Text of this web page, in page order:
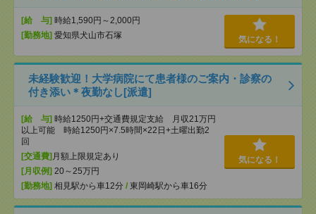
[給 与] 時給1,590円～2,000円
[勤務地] 愛知県犬山市石塚 気になる！
未経験歓迎！大学病院にて患者様のご案内・診察の
付き添い＊夜勤なし[派遣]
[給 与] 時給1250円+交通費規定支給 月収21万円
以上可能 時給1250円×7.5時間×22日+土曜出勤2
回
[交通費] 月額上限規定あり
[月収例] 20～25万円
[勤務地] 相見駅から車12分 / 東岡崎駅から車16分
気になる！